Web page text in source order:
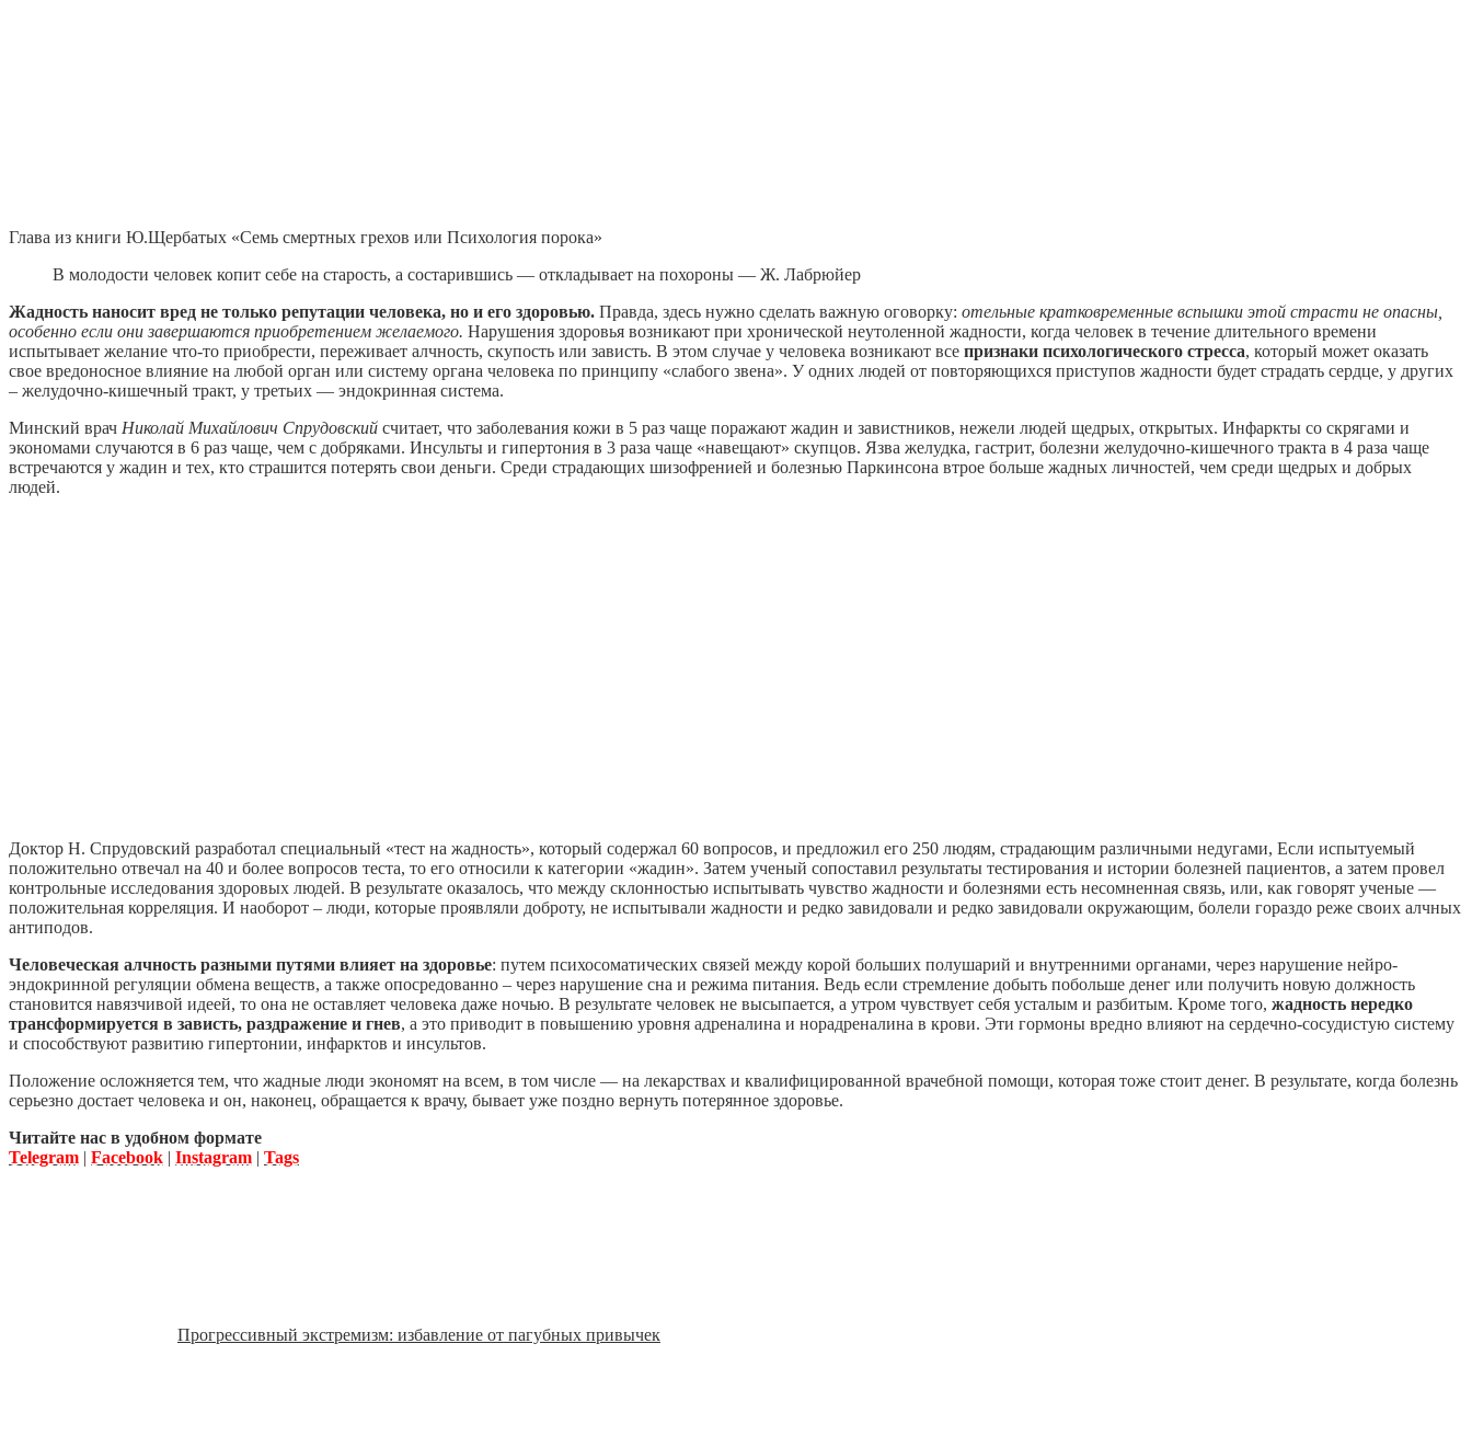
Глава из книги Ю.Щербатых «Семь смертных грехов или Психология порока»
В молодости человек копит себе на старость, а состарившись — откладывает на похороны — Ж. Лабрюйер
Жадность наносит вред не только репутации человека, но и его здоровью. Правда, здесь нужно сделать важную оговорку: отельные кратковременные вспышки этой страсти не опасны,
особенно если они завершаются приобретением желаемого. Нарушения здоровья возникают при хронической неутоленной жадности, когда человек в течение длительного времени
испытывает желание что-то приобрести, переживает алчность, скупость или зависть. В этом случае у человека возникают все признаки психологического стресса, который может оказать
свое вредоносное влияние на любой орган или систему органа человека по принципу «слабого звена». У одних людей от повторяющихся приступов жадности будет страдать сердце, у других
– желудочно-кишечный тракт, у третьих — эндокринная система.
Минский врач Николай Михайлович Спрудовский считает, что заболевания кожи в 5 раз чаще поражают жадин и завистников, нежели людей щедрых, открытых. Инфаркты со скрягами и
экономами случаются в 6 раз чаще, чем с добряками. Инсульты и гипертония в 3 раза чаще «навещают» скупцов. Язва желудка, гастрит, болезни желудочно-кишечного тракта в 4 раза чаще
встречаются у жадин и тех, кто страшится потерять свои деньги. Среди страдающих шизофренией и болезнью Паркинсона втрое больше жадных личностей, чем среди щедрых и добрых
людей.
Доктор Н. Спрудовский разработал специальный «тест на жадность», который содержал 60 вопросов, и предложил его 250 людям, страдающим различными недугами, Если испытуемый
положительно отвечал на 40 и более вопросов теста, то его относили к категории «жадин». Затем ученый сопоставил результаты тестирования и истории болезней пациентов, а затем провел
контрольные исследования здоровых людей. В результате оказалось, что между склонностью испытывать чувство жадности и болезнями есть несомненная связь, или, как говорят ученые —
положительная корреляция. И наоборот – люди, которые проявляли доброту, не испытывали жадности и редко завидовали и редко завидовали окружающим, болели гораздо реже своих алчных
антиподов.
Человеческая алчность разными путями влияет на здоровье: путем психосоматических связей между корой больших полушарий и внутренними органами, через нарушение нейро-
эндокринной регуляции обмена веществ, а также опосредованно – через нарушение сна и режима питания. Ведь если стремление добыть побольше денег или получить новую должность
становится навязчивой идеей, то она не оставляет человека даже ночью. В результате человек не высыпается, а утром чувствует себя усталым и разбитым. Кроме того, жадность нередко
трансформируется в зависть, раздражение и гнев, а это приводит в повышению уровня адреналина и норадреналина в крови. Эти гормоны вредно влияют на сердечно-сосудистую систему
и способствуют развитию гипертонии, инфарктов и инсультов.
Положение осложняется тем, что жадные люди экономят на всем, в том числе — на лекарствах и квалифицированной врачебной помощи, которая тоже стоит денег. В результате, когда болезнь
серьезно достает человека и он, наконец, обращается к врачу, бывает уже поздно вернуть потерянное здоровье.
Читайте нас в удобном формате
Telegram | Facebook | Instagram | Tags
Прогрессивный экстремизм: избавление от пагубных привычек